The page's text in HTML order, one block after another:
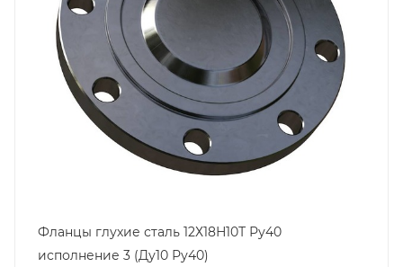
Фланцы глухие сталь 12Х18Н10Т Ру40
исполнение 3 (Ду10 Ру40)